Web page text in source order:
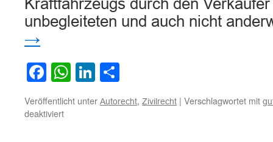
Kraftfahrzeugs durch den
unbegleiteten und auch nicht
→
Facebook
WhatsApp
LinkedIn
Veröffentlicht unter Autorecht, Zivilrecht | Verschlagwortet mit
deaktiviertfür